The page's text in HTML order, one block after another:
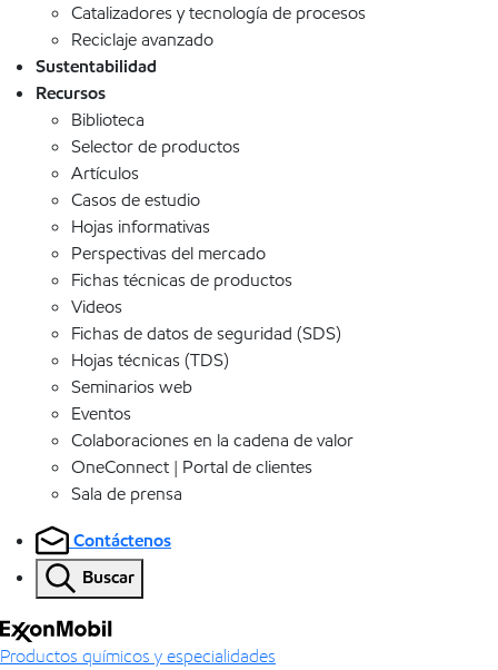
Catalizadores y tecnología de procesos
Reciclaje avanzado
Sustentabilidad
Recursos
Biblioteca
Selector de productos
Artículos
Casos de estudio
Hojas informativas
Perspectivas del mercado
Fichas técnicas de productos
Videos
Fichas de datos de seguridad (SDS)
Hojas técnicas (TDS)
Seminarios web
Eventos
Colaboraciones en la cadena de valor
OneConnect | Portal de clientes
Sala de prensa
Contáctenos
Buscar
Productos químicos y especialidades